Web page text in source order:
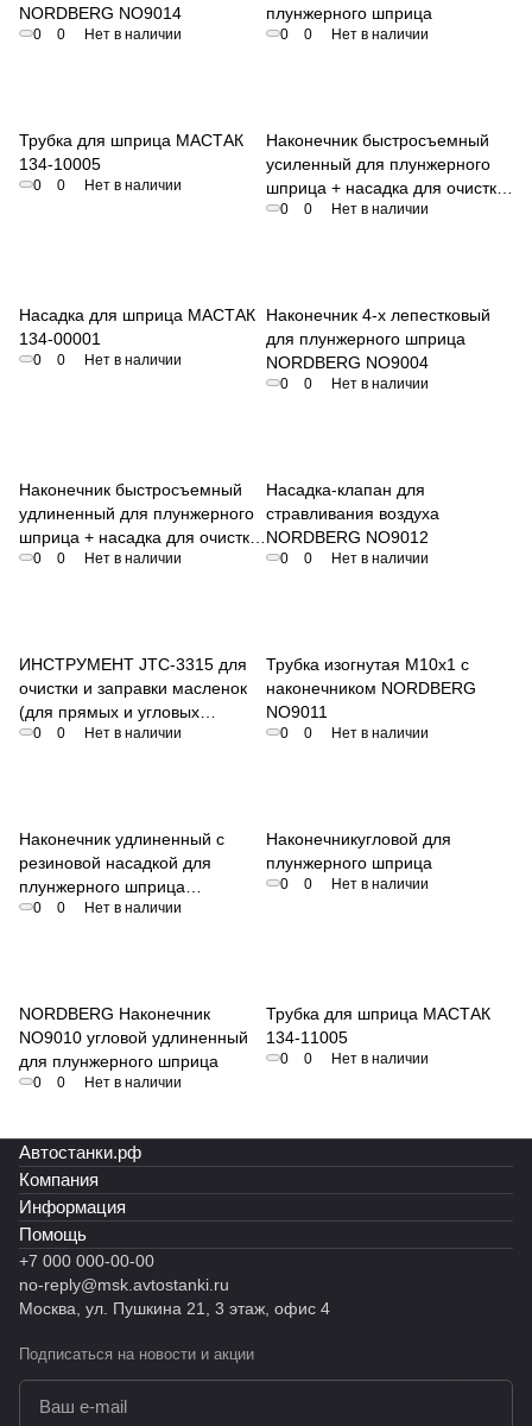
NORDBERG NO9014
0 0 Нет в наличии
плунжерного шприца
0 0 Нет в наличии
Трубка для шприца МАСТАК
134-10005
0 0 Нет в наличии
Наконечник быстросъемный
усиленный для плунжерного
шприца + насадка для очистки
NORDBERG NO9016
0 0 Нет в наличии
Насадка для шприца МАСТАК
134-00001
0 0 Нет в наличии
Наконечник 4-х лепестковый
для плунжерного шприца
NORDBERG NO9004
0 0 Нет в наличии
Наконечник быстросъемный
удлиненный для плунжерного
шприца + насадка для очистки
NORDBERG NO9017
0 0 Нет в наличии
Насадка-клапан для
стравливания воздуха
NORDBERG NO9012
0 0 Нет в наличии
ИНСТРУМЕНТ JTC-3315 для
очистки и заправки масленок
(для прямых и угловых
тавотниц)
0 0 Нет в наличии
Трубка изогнутая M10x1 с
наконечником NORDBERG
NO9011
0 0 Нет в наличии
Наконечник удлиненный с
резиновой насадкой для
плунжерного шприца
NORDBERG NO9006
0 0 Нет в наличии
Наконечникугловой для
плунжерного шприца
0 0 Нет в наличии
NORDBERG Наконечник
NO9010 угловой удлиненный
для плунжерного шприца
0 0 Нет в наличии
Трубка для шприца МАСТАК
134-11005
0 0 Нет в наличии
Автостанки.рф
Компания
Информация
Помощь
+7 000 000-00-00
no-reply@msk.avtostanki.ru
Москва, ул. Пушкина 21, 3 этаж, офис 4
Подписаться на новости и акции